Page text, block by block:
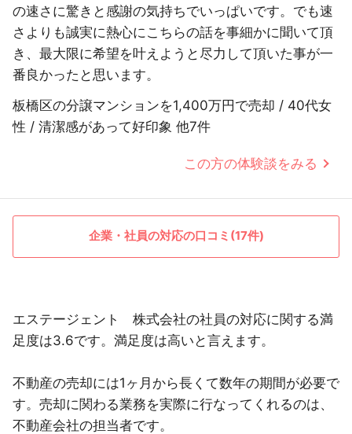
の速さに驚きと感謝の気持ちでいっぱいです。でも速
さよりも誠実に熱心にこちらの話を事細かに聞いて頂
き、最大限に希望を叶えようと尽力して頂いた事が一
番良かったと思います。
板橋区の分譲マンションを1,400万円で売却 / 40代女
性 / 清潔感があって好印象 他7件
この方の体験談をみる
企業・社員の対応の口コミ(17件)
エステージェント 株式会社の社員の対応に関する満
足度は3.6です。満足度は高いと言えます。
不動産の売却には1ヶ月から長くて数年の期間が必要で
す。売却に関わる業務を実際に行なってくれるのは、
不動産会社の担当者です。